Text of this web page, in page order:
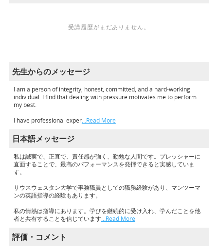
受講履歴がまだありません。
先生からのメッセージ
I am a person of integrity, honest, committed, and a hard-working
individual. I find that dealing with pressure motivates me to perform
my best.
I have professional exper…Read More
日本語メッセージ
私は誠実で、正直で、責任感が強く、勤勉な人間です。プレッシャーに
直面することで、最高のパフォーマンスを発揮できると実感していま
す。
サウスウェスタン大学で事務職員としての職務経験があり、マンツーマ
ンの英語指導の経験もあります。
私の情熱は指導にあります。学びを継続的に受け入れ、学んだことを他
者と共有することを信じています…Read More
評価・コメント